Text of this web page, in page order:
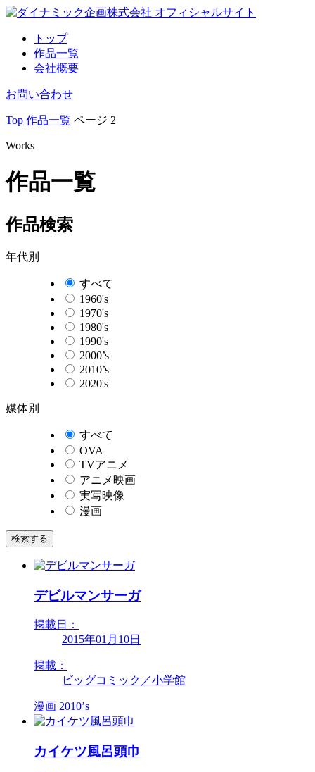
トップ
作品一覧
会社概要
お問い合わせ
Top 作品一覧 ページ 2
Works
作品一覧
作品検索
年代別
すべて
1960's
1970's
1980's
1990's
2000’s
2010’s
2020's
媒体別
すべて
OVA
TVアニメ
アニメ映画
実写映像
漫画
検索する
デビルマンサーガ
掲載日：
2015年01月10日
掲載：
ビッグコミック／小学館
漫画 2010’s
カイケツ風呂頭巾